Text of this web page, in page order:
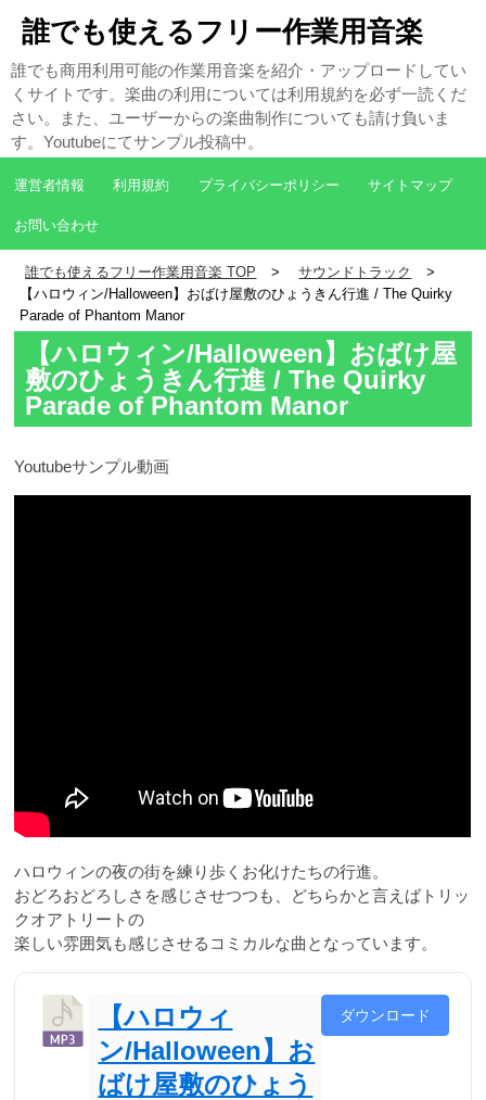
誰でも使えるフリー作業用音楽
誰でも商用利用可能の作業用音楽を紹介・アップロードしてい
くサイトです。楽曲の利用については利用規約を必ず一読くだ
さい。また、ユーザーからの楽曲制作についても請け負いま
す。Youtubeにてサンプル投稿中。
運営者情報 利用規約 プライバシーポリシー サイトマップ
お問い合わせ
誰でも使えるフリー作業用音楽 TOP
サウンドトラック
【ハロウィン/Halloween】おばけ屋敷のひょうきん行進 / The Quirky
Parade of Phantom Manor
【ハロウィン/Halloween】おばけ屋
敷のひょうきん行進 / The Quirky
Parade of Phantom Manor
Youtubeサンプル動画
ハロウィンの夜の街を練り歩くお化けたちの行進。
おどろおどろしさを感じさせつつも、どちらかと言えばトリッ
クオアトリートの
楽しい雰囲気も感じさせるコミカルな曲となっています。
【ハロウィ
ン/Halloween】お
ばけ屋敷のひょう
ダウンロード